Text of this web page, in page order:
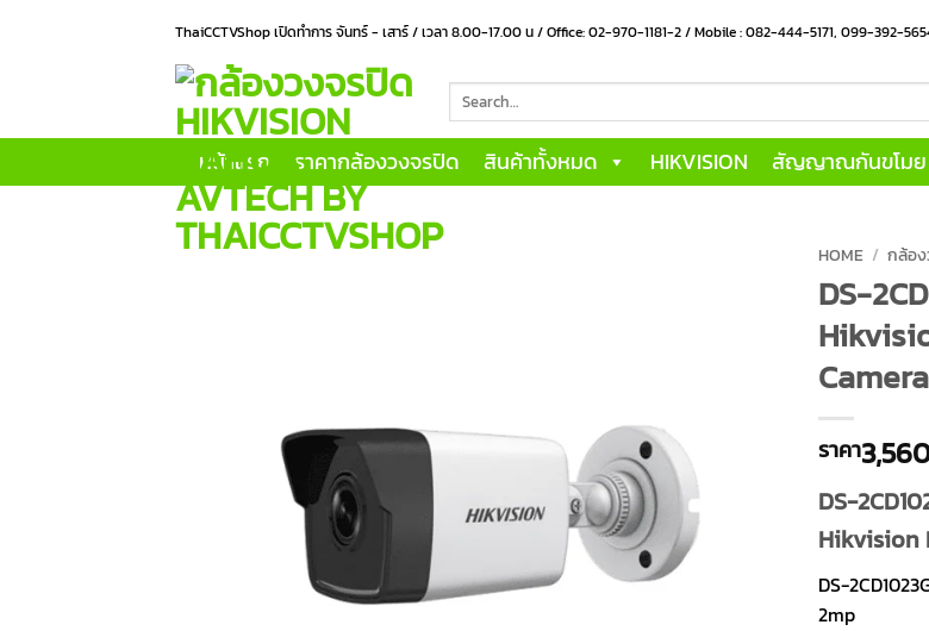
ThaiCCTVShop เปิดทำการ จันทร์ - เสาร์ / เวลา 8.00-17.00 น / Office: 02-970-1181-2 / Mobile : 082-444-5171, 099-392-
for:
หน้าแรก ราคากล้องวงจรปิด สินค้าทั้งหมด HIKVISION สัญญาณกันขโมย
HOME / กล้อง
DS-
Camera
ราคา
DS-
Hikvision
DS-
2mp